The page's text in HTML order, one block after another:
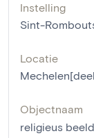
Instelling
Sint-
Locatie
Objectnaam
religieus beeld